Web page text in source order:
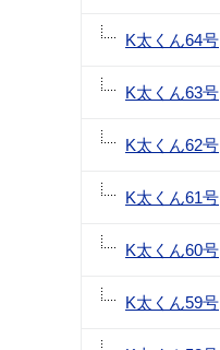
K太くん64号
K太くん63号
K太くん62号
K太くん61号
K太くん60号
K太くん59号